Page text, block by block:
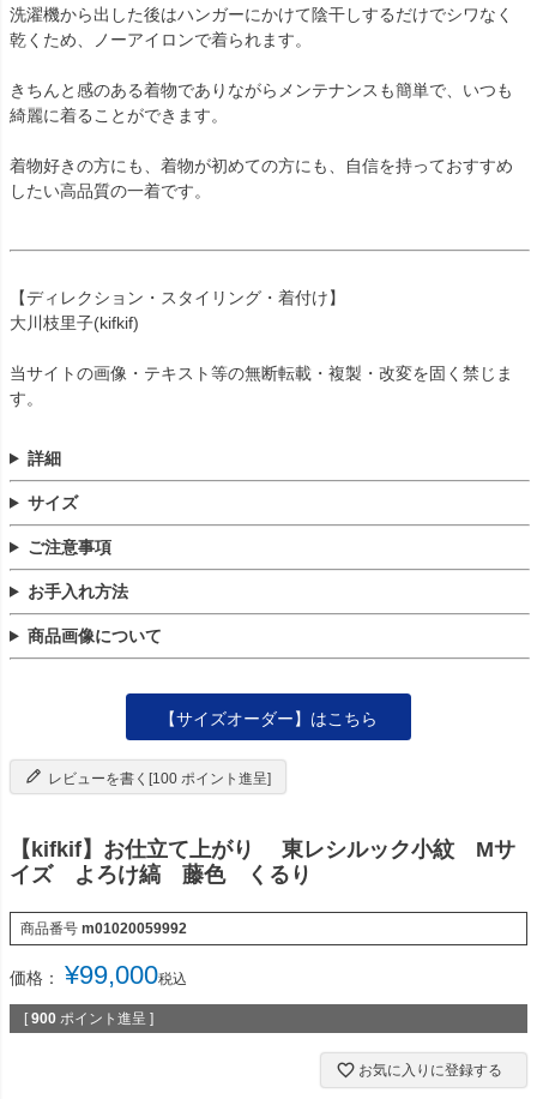
洗濯機から出した後はハンガーにかけて陰干しするだけでシワなく
乾くため、ノーアイロンで着られます。
きちんと感のある着物でありながらメンテナンスも簡単で、いつも
綺麗に着ることができます。
着物好きの方にも、着物が初めての方にも、自信を持っておすすめ
したい高品質の一着です。
【ディレクション・スタイリング・着付け】
大川枝里子(kifkif)
当サイトの画像・テキスト等の無断転載・複製・改変を固く禁じま
す。
詳細
サイズ
ご注意事項
お手入れ方法
商品画像について
【サイズオーダー】はこちら
レビューを書く[100 ポイント進呈]
【kifkif】お仕立て上がり 東レシルック小紋 Mサ
イズ よろけ縞 藤色 くるり
商品番号 m01020059992
価格： ¥99,000税込
[ 900 ポイント進呈 ]
お気に入りに登録する